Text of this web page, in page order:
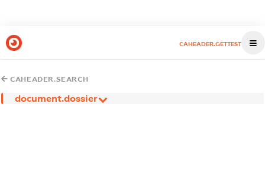
CAHEADER.GETTEST
CAHEADER.SEARCH
document.dossier